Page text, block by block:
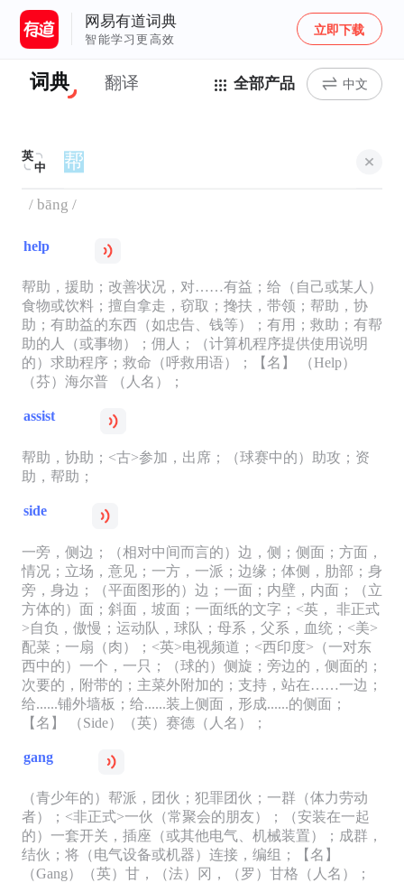
网易有道词典
智能学习更高效
立即下载
词典 翻译 全部产品 中文
英
中
/ bāng /
help
帮助，援助；改善状况，对……有益；给（自己或某人）
食物或饮料；擅自拿走，窃取；搀扶，带领；帮助，协
助；有助益的东西（如忠告、钱等）；有用；救助；有帮
助的人（或事物）；佣人；（计算机程序提供使用说明
的）求助程序；救命（呼救用语）；【名】 （Help）
（芬）海尔普 （人名）；
assist
帮助，协助；<古>参加，出席；（球赛中的）助攻；资
助，帮助；
side
一旁，侧边；（相对中间而言的）边，侧；侧面；方面，
情况；立场，意见；一方，一派；边缘；体侧，肋部；身
旁，身边；（平面图形的）边；一面；内壁，内面；（立
方体的）面；斜面，坡面；一面纸的文字；<英， 非正式
>自负，傲慢；运动队，球队；母系，父系，血统；<美>
配菜；一扇（肉）；<英>电视频道；<西印度>（一对东
西中的）一个，一只；（球的）侧旋；旁边的，侧面的；
次要的，附带的；主菜外附加的；支持，站在……一边；
给......铺外墙板；给......装上侧面，形成......的侧面；
【名】 （Side）（英）赛德（人名）；
gang
（青少年的）帮派，团伙；犯罪团伙；一群（体力劳动
者）；<非正式>一伙（常聚会的朋友）；（安装在一起
的）一套开关，插座（或其他电气、机械装置）；成群，
结伙；将（电气设备或机器）连接，编组；【名】
（Gang）（英）甘，（法）冈，（罗）甘格（人名）；